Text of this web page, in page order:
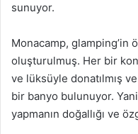
sunuyor.
Monacamp, glamping’in
oluşturulmuş. Her bir
ve lüksüyle donatılmış
bir banyo bulunuyor.
yapmanın doğallığı ve